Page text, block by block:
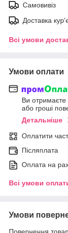
Самовивіз
Доставка
Всі умови
Умови оплати
Ви
або гроші
Детальніше
Оплатити
Післяплата
Оплата на
Всі умови
Умови